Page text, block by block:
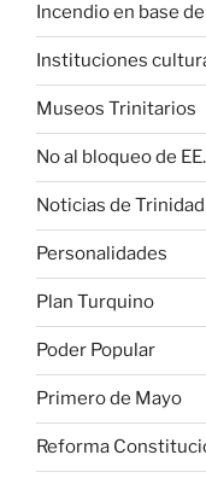
Incendio en base
Instituciones
Museos Trinitarios
No al bloqueo de
Noticias de Trinidad
Personalidades
Plan Turquino
Poder Popular
Primero de Mayo
Reforma